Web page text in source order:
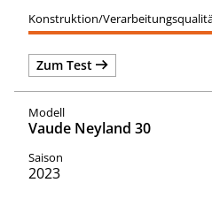
Zum Test
Vaude Neyland 30
2023